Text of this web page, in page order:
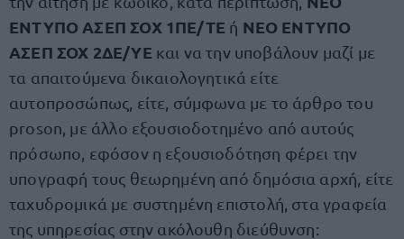
ΕΝΤΥΠΟ ΑΣΕΠ ΣΟΧ 1ΠΕ/ΤΕ ή ΝΕΟ ΕΝΤΥΠΟ
ΑΣΕΠ ΣΟΧ 2ΔΕ/ΥΕ και να την υποβάλουν μαζί με
τα απαιτούμενα δικαιολογητικά είτε
αυτοπροσώπως, είτε, σύμφωνα με το άρθρο του
proson, με άλλο εξουσιοδοτημένο από αυτούς
πρόσωπο, εφόσον η εξουσιοδότηση φέρει την
υπογραφή τους θεωρημένη από δημόσια αρχή, είτε
ταχυδρομικά με συστημένη επιστολή, στα γραφεία
της υπηρεσίας στην ακόλουθη διεύθυνση: